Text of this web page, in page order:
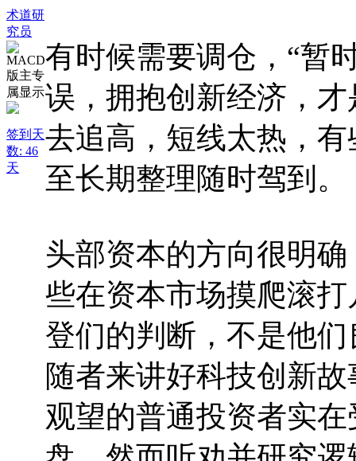
术道研
究员
签到天
数: 46
天
有时候需要调仓，“暂
误，拥抱创新经济，
去追高，短线太热，
至长期整理随时驾到。
头部资本的方向很明
些在资本市场摸爬滚
登们的判断，不是他
随者来讲好科技创新
观望的普通投资者实